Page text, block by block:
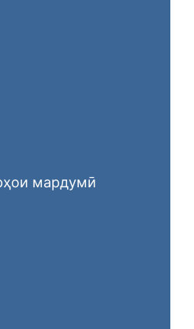
мардумӣ